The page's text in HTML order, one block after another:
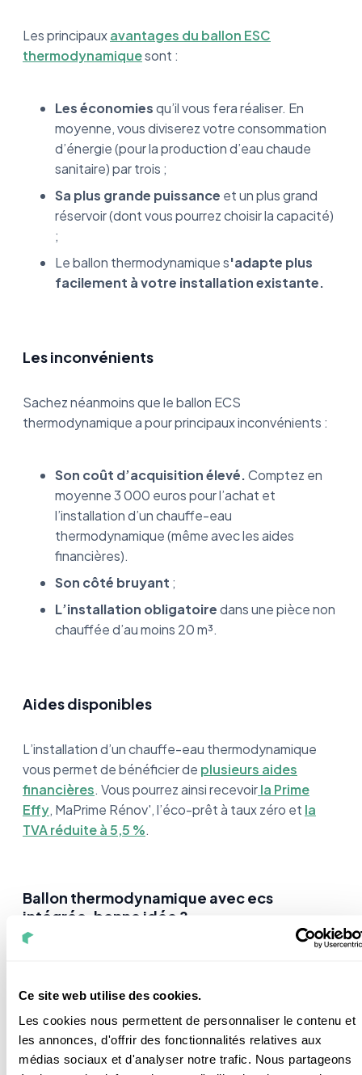
Ce site web utilise des cookies.
Les cookies nous permettent de personnaliser le contenu et
les annonces, d'offrir des fonctionnalités relatives aux
médias sociaux et d'analyser notre trafic. Nous partageons
Les principauxavantages du ballon ESC
thermodynamiquesont :
Les économiesqu’il vous fera réaliser. En
moyenne, vous diviserez votre consommation
d’énergie (pour la production d’eau chaude
sanitaire) par trois ;
Sa plus grande puissance et un plus grand
réservoir (dont vous pourrez choisir la capacité)
;
Le ballon thermodynamique s'adapte plus
facilement à votre installation existante.
Les inconvénients
Sachez néanmoins que le ballon ECS
thermodynamique a pour principaux inconvénients :
Son coût d’acquisition élevé.Comptez en
moyenne 3 000 euros pour l’achat et
l’installation d’un chauffe-eau
thermodynamique (même avec les aides
financières).
Son côté bruyant ;
L’installation obligatoiredans une pièce non
chauffée d’au moins 20 m³.
Aides disponibles
L’installation d’un chauffe-eau thermodynamique
vous permet de bénéficier de plusieurs aides
financières. Vous pourrez ainsi recevoirla Prime
Effy, MaPrime Rénov', l’éco-prêt à taux zéro et la
TVA réduite à 5,5 %.
Ballon thermodynamique avec ecs
intégrée, bonne idée ?
effet considérer qu’il ne chauffe que l’eau sanitaire et
pas votre logement, comme c’est le cas avec la PAC
ECS intégrée.